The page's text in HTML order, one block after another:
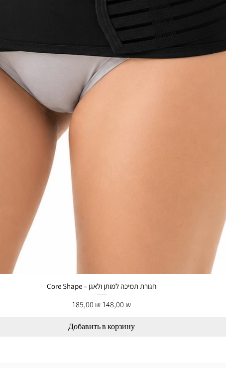
Core Shape – חגורת תמיכה למותן ולאגן
Обычная цена
185,00 ₪ Цена со скидкой
148,00 ₪
Добавить в корзину